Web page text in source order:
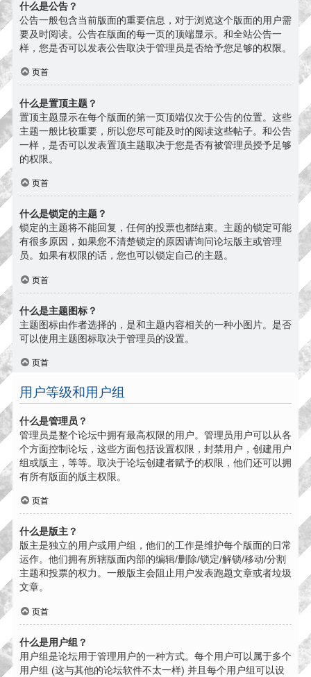
什么是公告？
公告一般包含当前版面的重要信息，对于浏览这个版面的用户需
要及时阅读。公告在版面的每一页的顶端显示。和全站公告一
样，您是否可以发表公告取决于管理员是否给予您足够的权限。
页首
什么是置顶主题？
置顶主题显示在每个版面的第一页顶端仅次于公告的位置。这些
主题一般比较重要，所以您尽可能及时的阅读这些帖子。和公告
一样，是否可以发表置顶主题取决于您是否有被管理员授予足够
的权限。
页首
什么是锁定的主题？
锁定的主题将不能回复，任何的投票也都结束。主题的锁定可能
有很多原因，如果您不清楚锁定的原因请询问论坛版主或管理
员。如果有权限的话，您也可以锁定自己的主题。
页首
什么是主题图标？
主题图标由作者选择的，是和主题内容相关的一种小图片。是否
可以使用主题图标取决于管理员的设置。
页首
用户等级和用户组
什么是管理员？
管理员是整个论坛中拥有最高权限的用户。管理员用户可以从各
个方面控制论坛，这些方面包括设置权限，封禁用户，创建用户
组或版主，等等。取决于论坛创建者赋予的权限，他们还可以拥
有所有版面的版主权限。
页首
什么是版主？
版主是独立的用户或用户组，他们的工作是维护每个版面的日常
运作。他们拥有所辖版面内部的编辑/删除/锁定/解锁/移动/分割
主题和投票的权力。一般版主会阻止用户发表跑题文章或者垃圾
文章。
页首
什么是用户组？
用户组是论坛用于管理用户的一种方式。每个用户可以属于多个
用户组 (这与其他的论坛软件不太一样) 并且每个用户组可以设